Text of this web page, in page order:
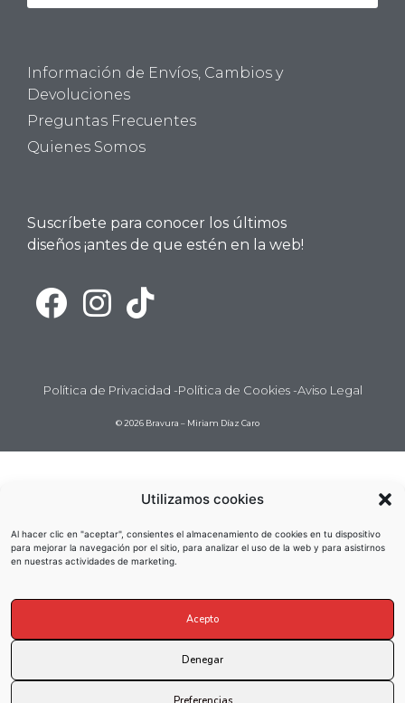
Utilizamos cookies
Al hacer clic en "aceptar", consientes el almacenamiento de cookies en tu dispositivo
para mejorar la navegación por el sitio, para analizar el uso de la web y para asistirnos
en nuestras actividades de marketing.
Acepto
Denegar
Preferencias
Información de Envíos, Cambios y
Devoluciones
Preguntas Frecuentes
Quienes Somos
Suscríbete para conocer los últimos
diseños ¡antes de que estén en la web!
Política de Privacidad -Política de Cookies -Aviso Legal
© 2026 Bravura – Miriam Díaz Caro